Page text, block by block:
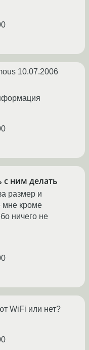
10.07.2006
ним делать
размер и
мне кроме
ничего не
WiFi или нет?